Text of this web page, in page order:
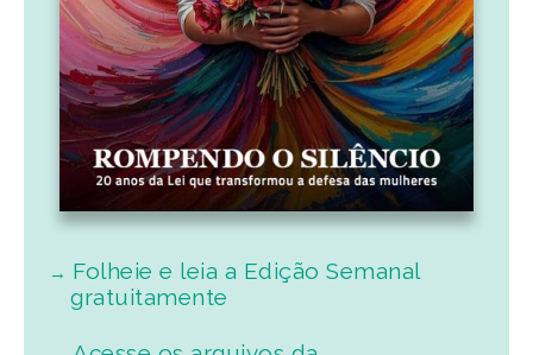
Folheie e leia a Edição Semanal
gratuitamente